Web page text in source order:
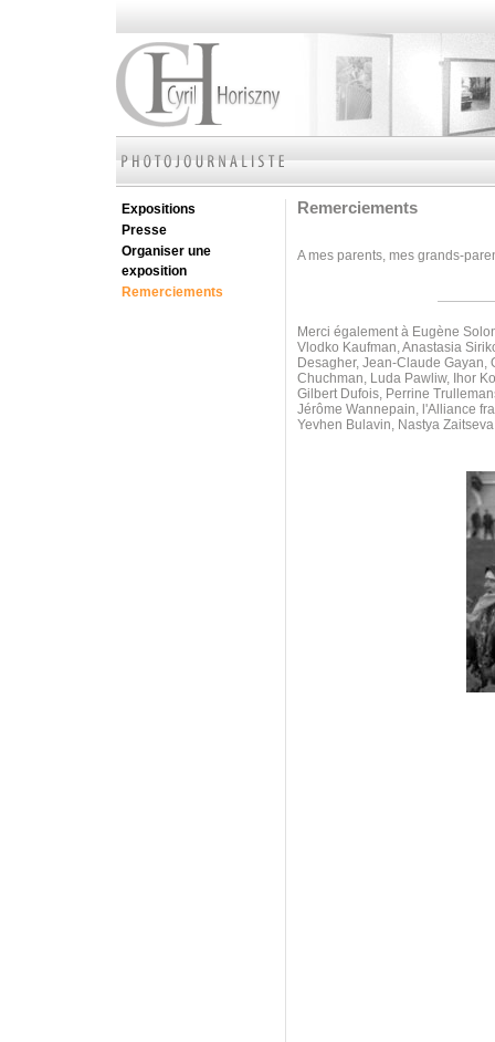
Expositions
Presse
Organiser une
exposition
Remerciements
Remerciements
A mes parents, mes grands-
Merci également à Eugène
Vlodko Kaufman, Anastasia
Desagher, Jean-Claude Gayan,
Chuchman, Luda Pawliw, Ihor
Gilbert Dufois, Perrine
Jérôme Wannepain, l'Alliance
Yevhen Bulavin, Nastya